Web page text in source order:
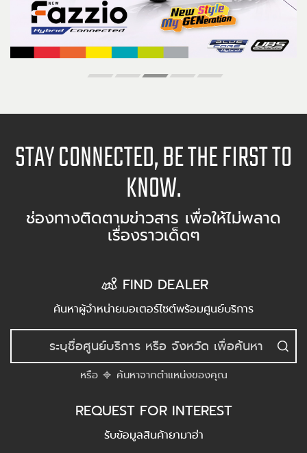
STAY CONNECTED, BE THE FIRST TO
KNOW.
ช่องทางติดตามข่าวสาร เพื่อให้ไม่พลาด
เรื่องราวเด็ดๆ
FIND DEALER
ค้นหาผู้จำหน่ายมอเตอร์ไซต์พร้อมศูนย์บริการ
หรือ ค้นหาจากตำแหน่งของคุณ
REQUEST FOR INTEREST
รับข้อมูลสินค้ายามาฮ่า